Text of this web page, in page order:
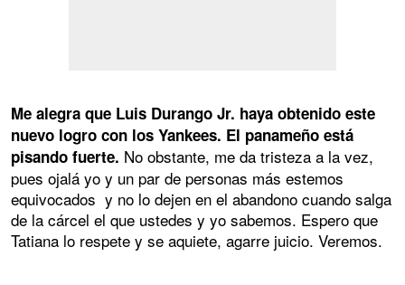
Me alegra que Luis Durango Jr. haya obtenido este
nuevo logro con los Yankees. El panameño está
pisando fuerte. No obstante, me da tristeza a la vez,
pues ojalá yo y un par de personas más estemos
equivocados y no lo dejen en el abandono cuando salga
de la cárcel el que ustedes y yo sabemos. Espero que
Tatiana lo respete y se aquiete, agarre juicio. Veremos.